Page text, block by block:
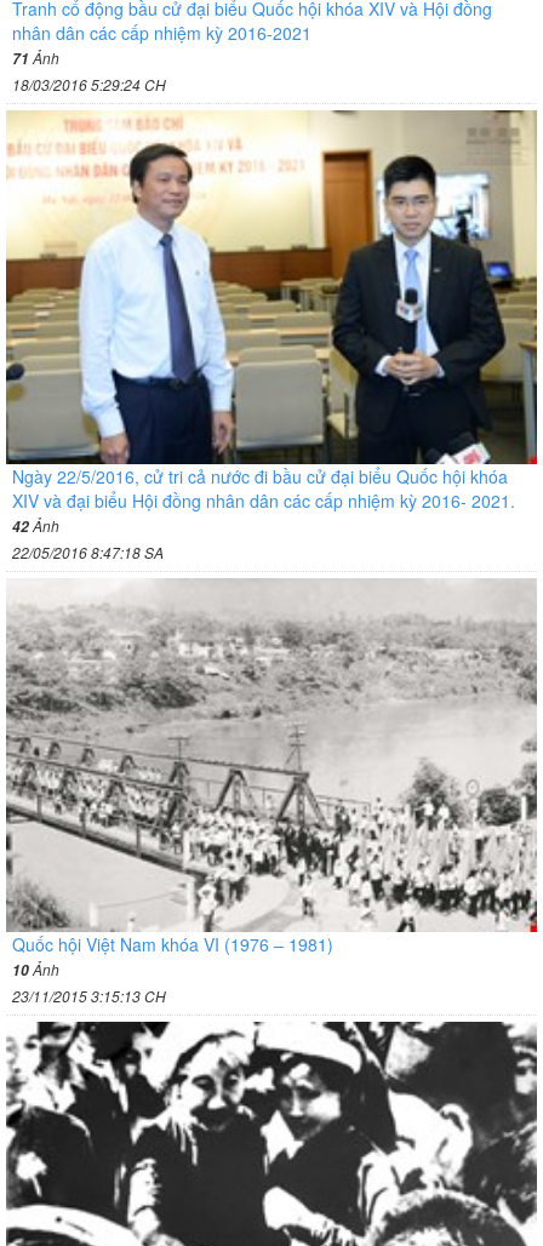
Tranh cổ động bầu cử đại biểu Quốc hội khóa XIV và Hội đồng
nhân dân các cấp nhiệm kỳ 2016-2021
71 Ảnh
18/03/2016 5:29:24 CH
Ngày 22/5/2016, cử tri cả nước đi bầu cử đại biểu Quốc hội khóa
XIV và đại biểu Hội đồng nhân dân các cấp nhiệm kỳ 2016- 2021.
42Ảnh
22/05/2016 8:47:18 SA
Quốc hội Việt Nam khóa VI (1976 – 1981)
10Ảnh
23/11/2015 3:15:13 CH